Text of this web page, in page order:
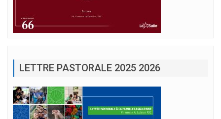
LETTRE PASTORALE 2025 2026